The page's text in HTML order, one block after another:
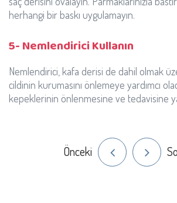
herhangi bir baskı uygulamayın.
5- Nemlendirici Kullanın
Nemlendirici, kafa derisi de dahil olmak
cildinin kurumasını önlemeye yardımcı
kepeklerinin önlenmesine ve tedavisine
Önceki